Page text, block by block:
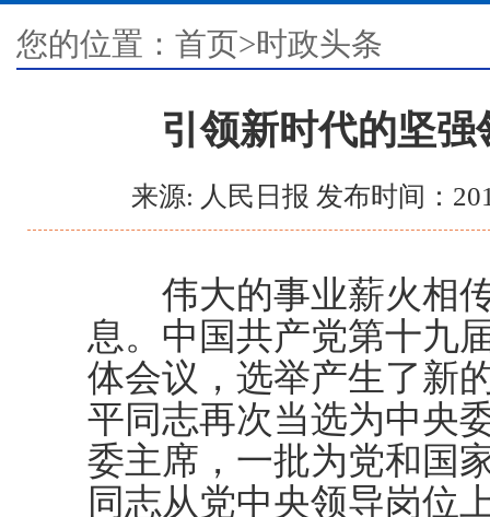
您的位置： 首页>时政头条
引领新时代的坚
来源: 人民日报 发布时间：
伟大的事业薪火相传
息。中国共产党第十九
体会议，选举产生了新
平同志再次当选为中央
委主席，一批为党和国
同志从党中央领导岗位